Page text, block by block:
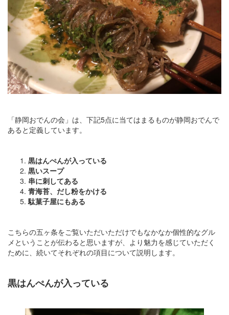
「静岡おでんの会」は、下記5点に当てはまるものが静岡おでんで
あると定義しています。
黒はんぺんが入っている
黒いスープ
串に刺してある
青海苔、だし粉をかける
駄菓子屋にもある
こちらの五ヶ条をご覧いただいただけでもなかなか個性的なグル
メということが伝わると思いますが、より魅力を感じていただく
ために、続いてそれぞれの項目について説明します。
黒はんぺんが入っている